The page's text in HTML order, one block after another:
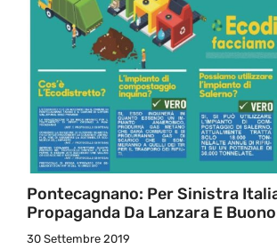
Pontecagnano: Per Sinistra
Propaganda Da Lanzara E
30 Settembre 2019